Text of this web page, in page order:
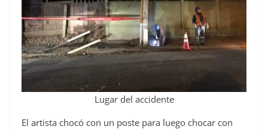
Lugar del accidente
El artista chocó con un poste para luego chocar con